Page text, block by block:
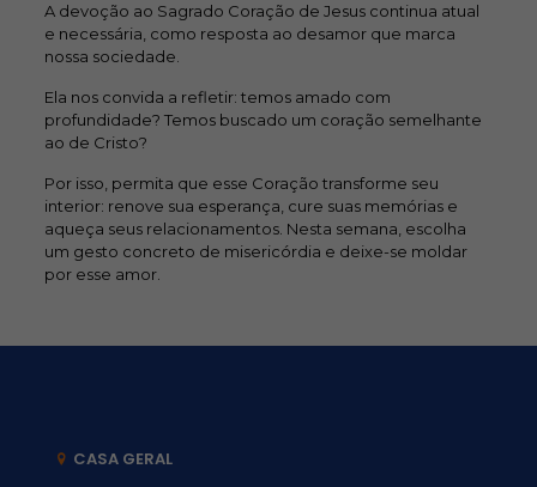
A devoção ao Sagrado Coração de Jesus continua atual
e necessária, como resposta ao desamor que marca
nossa sociedade.
Ela nos convida a refletir: temos amado com
profundidade? Temos buscado um coração semelhante
ao de Cristo?
Por isso, permita que esse Coração transforme seu
interior: renove sua esperança, cure suas memórias e
aqueça seus relacionamentos. Nesta semana, escolha
um gesto concreto de misericórdia e deixe-se moldar
por esse amor.
CASA GERAL